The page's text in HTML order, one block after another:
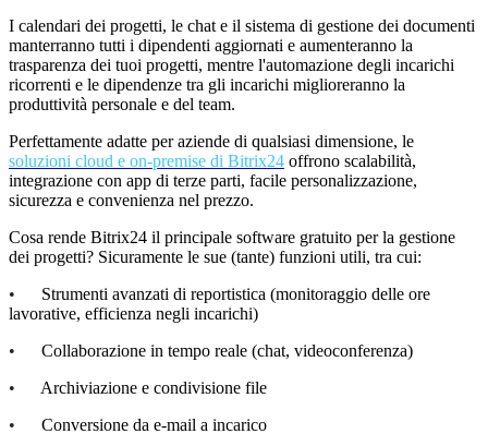
I calendari dei progetti, le chat e il sistema di gestione dei documenti
manterranno tutti i dipendenti aggiornati e aumenteranno la
trasparenza dei tuoi progetti, mentre l'automazione degli incarichi
ricorrenti e le dipendenze tra gli incarichi miglioreranno la
produttività personale e del team.
Perfettamente adatte per aziende di qualsiasi dimensione, le
soluzioni cloud e on-premise di Bitrix24 offrono scalabilità,
integrazione con app di terze parti, facile personalizzazione,
sicurezza e convenienza nel prezzo.
Cosa rende Bitrix24 il principale software gratuito per la gestione
dei progetti? Sicuramente le sue (tante) funzioni utili, tra cui:
• Strumenti avanzati di reportistica (monitoraggio delle ore
lavorative, efficienza negli incarichi)
• Collaborazione in tempo reale (chat, videoconferenza)
• Archiviazione e condivisione file
• Conversione da e-mail a incarico